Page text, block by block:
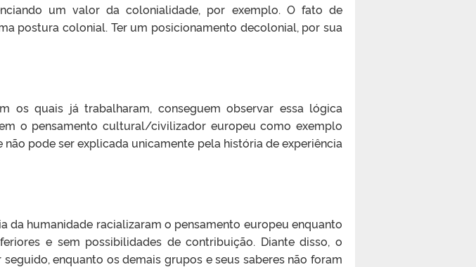
um valor da colonialidade, por exemplo. O fato de
postura colonial. Ter um posicionamento decolonial, por sua
os quais já trabalharam, conseguem observar essa lógica
o pensamento cultural/civilizador europeu como exemplo
pode ser explicada unicamente pela história de experiência
humanidade racializaram o pensamento europeu enquanto
e sem possibilidades de contribuição. Diante disso, o
enquanto os demais grupos e seus saberes não foram